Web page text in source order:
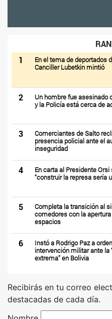
1
En el tema de deportados
Canciller Lubetkin mintió
2
Un hombre fue asesinado
y la Policía está cerca de
3
Comerciantes de Salto
presencia policial ante el
inseguridad
4
En carta al Presidente
“construir la represa sería
5
Completa la transición al
comedores con la
espacios
6
Instó a Rodrigo Paz a
intervención militar ante la
extrema” en Bolivia
Recibirás en tu correo
destacadas de cada día.